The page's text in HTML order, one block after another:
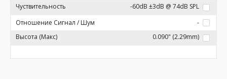
Чуствительность
-60dB ±3dB @ 74dB SPL
Отношение Сигнал / Шум
-
Высота (Макс)
0.090" (2.29mm)